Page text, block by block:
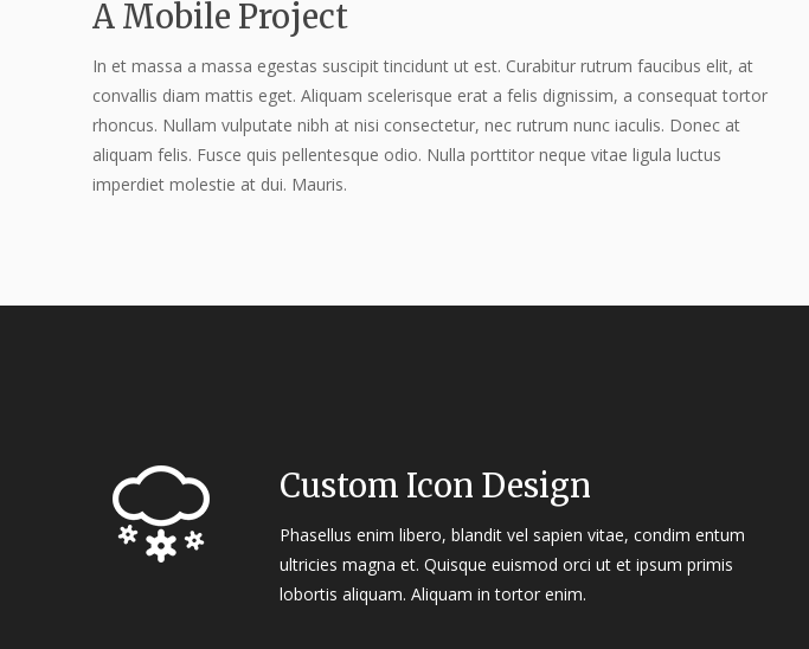
A Mobile Project
In et massa a massa egestas suscipit tincidunt ut est. Curabitur rutrum faucibus elit, at
convallis diam mattis eget. Aliquam scelerisque erat a felis dignissim, a consequat tortor
rhoncus. Nullam vulputate nibh at nisi consectetur, nec rutrum nunc iaculis. Donec at
aliquam felis. Fusce quis pellentesque odio. Nulla porttitor neque vitae ligula luctus
imperdiet molestie at dui. Mauris.
Custom Icon Design
Phasellus enim libero, blandit vel sapien vitae, condim entum
ultricies magna et. Quisque euismod orci ut et ipsum primis
lobortis aliquam. Aliquam in tortor enim.